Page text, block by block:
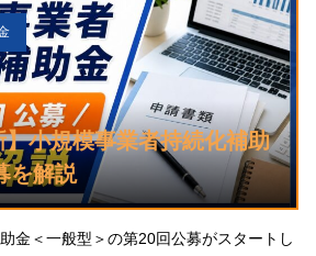
小規模事業者持続化補助
を解説
金＜一般型＞の第20回公募がスタートし